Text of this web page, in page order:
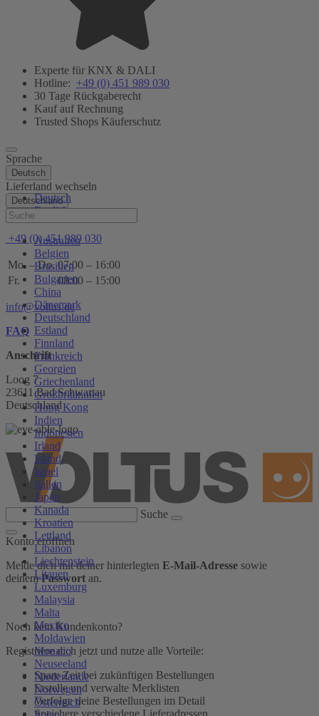
Experte für KNX & DALI
Hotline: +49 (0) 451 989 030
30 Tage Rückgaberecht
Kauf auf Rechnung
Trusted Shops Käuferschutz
Sprache
Deutsch
Deutsch
English
Lieferland wechseln
Deutschland
Australien
Belgien
Brasilien
Bulgarien
China
Dänemark
Deutschland
Estland
Finnland
Frankreich
Georgien
Griechenland
Großbritannien
Hong Kong
Indien
Indonesien
Irland
Island
Israel
Italien
Japan
Kanada
Kroatien
Lettland
Libanon
Liechtenstein
Litauen
Luxemburg
Malaysia
Malta
Mexiko
Moldawien
Monaco
Neuseeland
Niederlande
Norwegen
Österreich
Hilfe
+49 (0) 451 989 030
Mo. – Do. 07:00 – 16:00
Fr.
08:00 – 15:00
info@voltus.de
FAQ
Anschrift
Loog 7
23611 Bad Schwartau
Deutschland
Suche
Konto eröffnen
Melde dich mit deiner hinterlegten E-Mail-Adresse sowie
deinemPasswort an.
Noch kein Kundenkonto?
Registriere dich jetzt und nutze alle Vorteile:
Spare Zeit bei zukünftigen Bestellungen
Erstelle und verwalte Merklisten
Verfolge deine Bestellungen im Detail